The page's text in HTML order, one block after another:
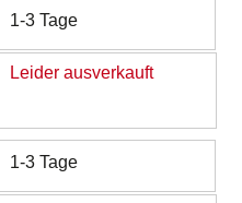
1-3 Tage
Leider ausverkauft
1-3 Tage